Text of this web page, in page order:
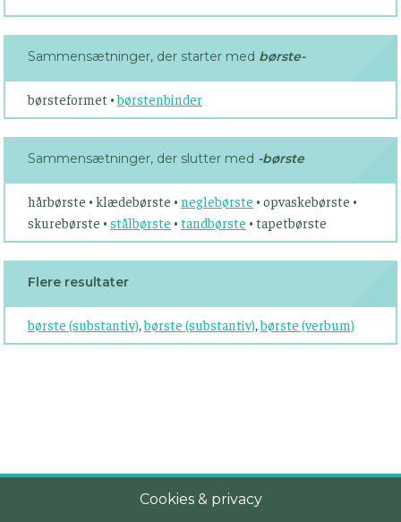
Sammensætninger, der starter med børste-
børsteformet •børstenbinder
Sammensætninger, der slutter med -børste
hårbørste • klædebørste • neglebørste • opvaskebørste •
skurebørste • stålbørste • tandbørste • tapetbørste
Flere resultater
børste (substantiv),børste (substantiv),børste (verbum)
Cookies & privacy